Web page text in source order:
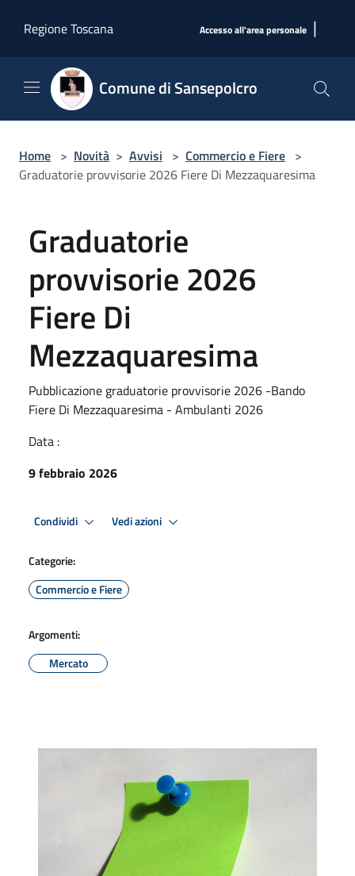
Regione Toscana
Accesso all'area personale |
Comune di Sansepolcro
Home > Novità > Avvisi > Commercio e Fiere >
Graduatorie provvisorie 2026 Fiere Di Mezzaquaresima
Graduatorie
provvisorie 2026
Fiere Di
Mezzaquaresima
Pubblicazione graduatorie provvisorie 2026 -Bando
Fiere Di Mezzaquaresima - Ambulanti 2026
Data :
9 febbraio 2026
Condividi Vedi azioni
Categorie:
Commercio e Fiere
Argomenti:
Mercato